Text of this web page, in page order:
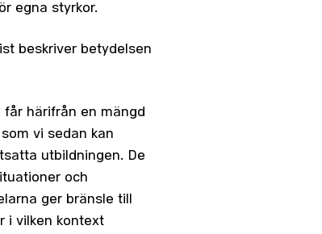
egna styrkor.
beskriver betydelsen
härifrån en mängd
vi sedan kan
utbildningen. De
och
ger bränsle till
i vilken kontext